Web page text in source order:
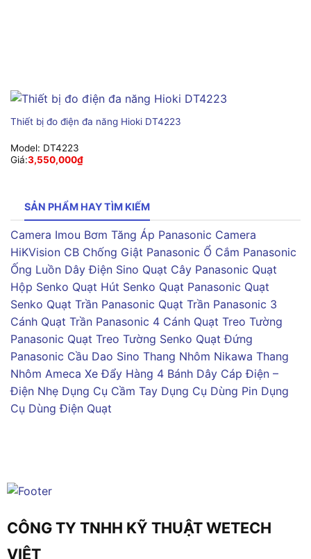
Thiết bị đo điện đa năng Hioki DT4223
Model: DT4223
Giá:3,550,000₫
SẢN PHẨM HAY TÌM KIẾM
Camera Imou Bơm Tăng Áp Panasonic Camera
HiKVision CB Chống Giật Panasonic Ổ Cắm Panasonic
Ống Luồn Dây Điện Sino Quạt Cây Panasonic Quạt
Hộp Senko Quạt Hút Senko Quạt Panasonic Quạt
Senko Quạt Trần Panasonic Quạt Trần Panasonic 3
Cánh Quạt Trần Panasonic 4 Cánh Quạt Treo Tường
Panasonic Quạt Treo Tường Senko Quạt Đứng
Panasonic Cầu Dao Sino Thang Nhôm Nikawa Thang
Nhôm Ameca Xe Đẩy Hàng 4 Bánh Dây Cáp Điện –
Điện Nhẹ Dụng Cụ Cầm Tay Dụng Cụ Dùng Pin Dụng
Cụ Dùng Điện Quạt
CÔNG TY TNHH KỸ THUẬT WETECH
VIỆT